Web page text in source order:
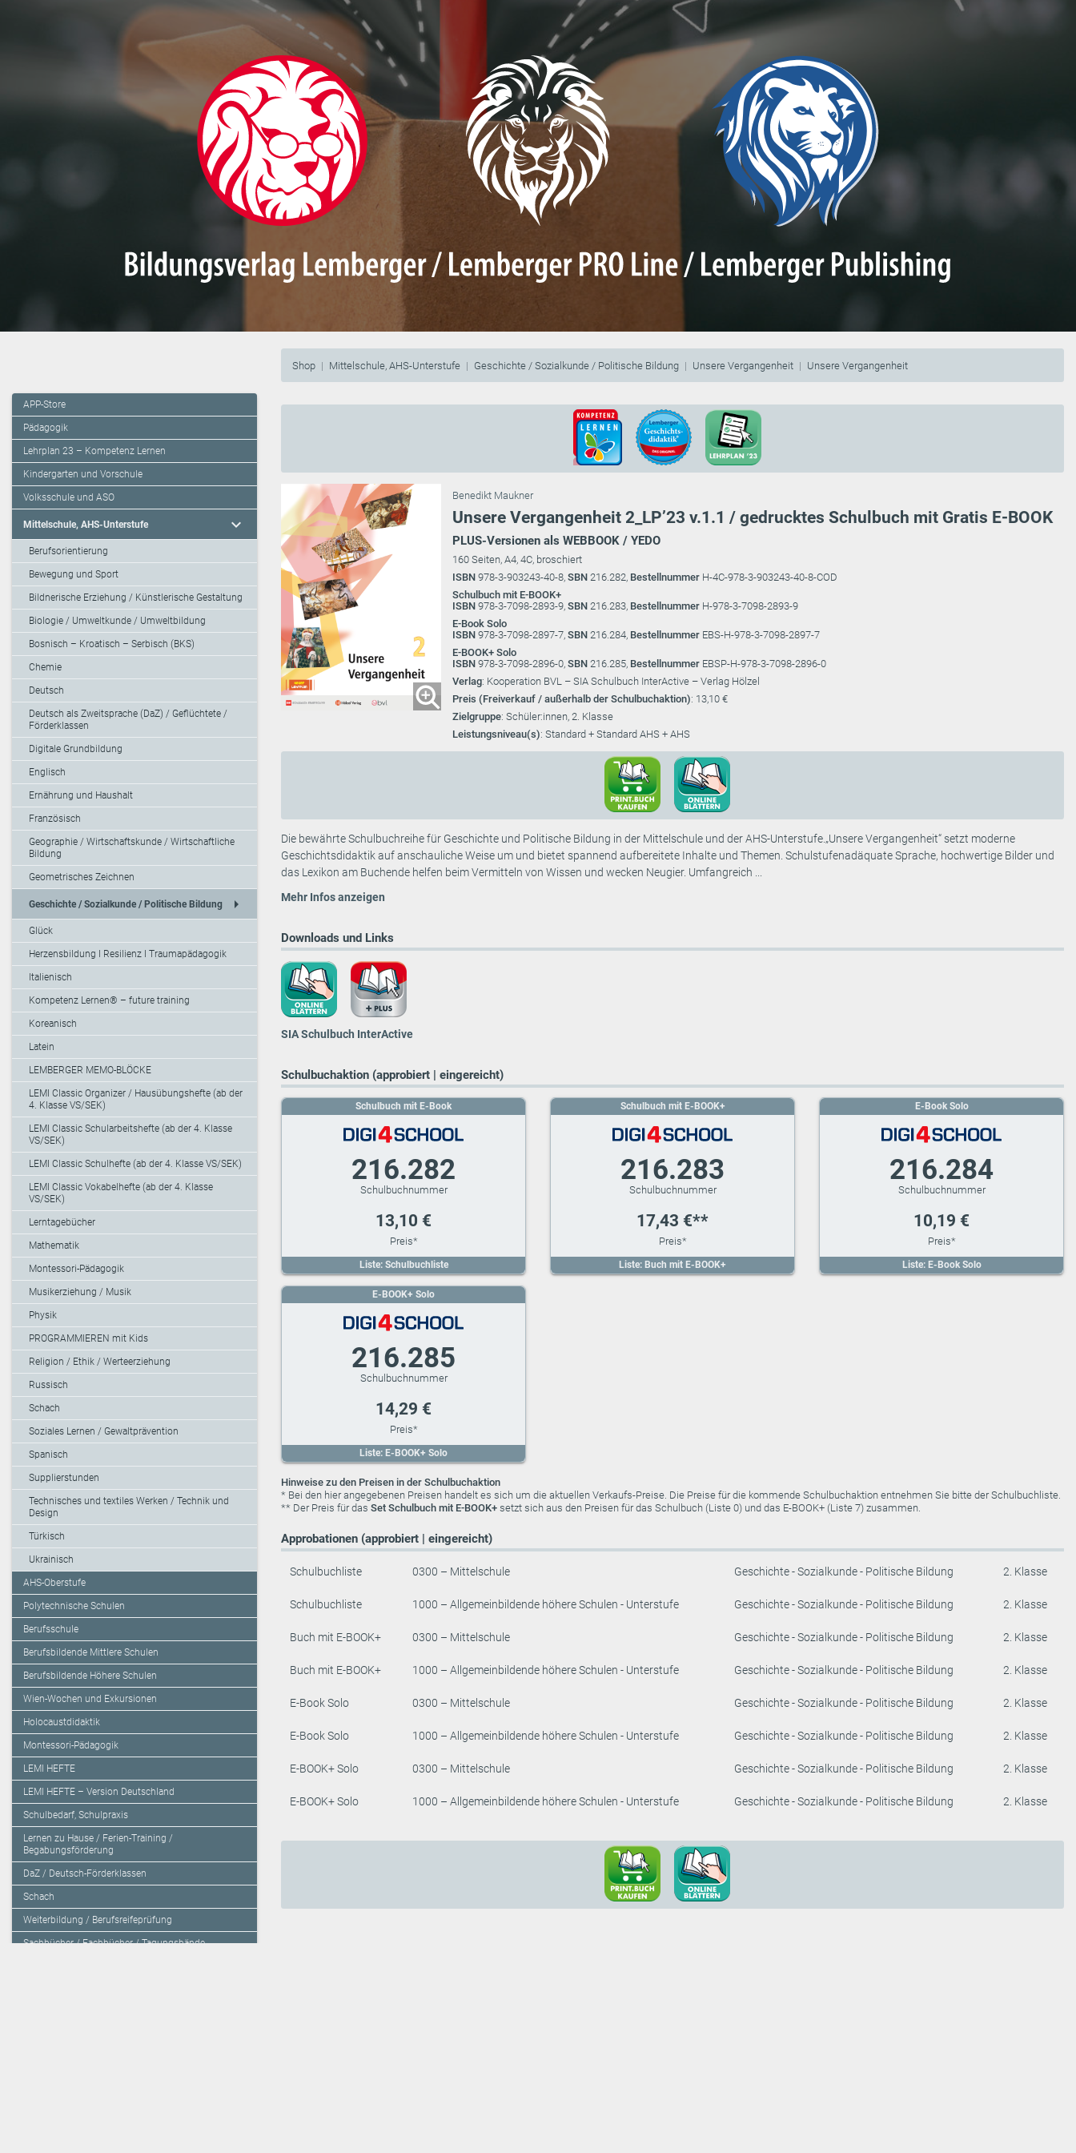
Shop Mittelschule, AHS-Unterstufe Geschichte / Sozialkunde / Politische Bildung Unsere Vergangenheit Unsere Vergangenheit
APP-Store
Pädagogik
Lehrplan 23 – Kompetenz Lernen
Kindergarten und Vorschule
Volksschule und ASO
Mittelschule, AHS-Unterstufe expand_more
Berufsorientierung
Bewegung und Sport
Bildnerische Erziehung / Künstlerische Gestaltung
Biologie / Umweltkunde / Umweltbildung
Bosnisch – Kroatisch – Serbisch (BKS)
Chemie
Deutsch
Deutsch als Zweitsprache (DaZ) / Geflüchtete /
Förderklassen
Digitale Grundbildung
Englisch
Ernährung und Haushalt
Französisch
Geographie / Wirtschaftskunde / Wirtschaftliche
Bildung
Geometrisches Zeichnen
Geschichte / Sozialkunde / Politische Bildung arrow_right
Glück
Herzensbildung I Resilienz I Traumapädagogik
Italienisch
Kompetenz Lernen® – future training
Koreanisch
Latein
LEMBERGER MEMO-BLÖCKE
LEMI Classic Organizer / Hausübungshefte (ab der
4. Klasse VS/SEK)
LEMI Classic Schularbeitshefte (ab der 4. Klasse
VS/SEK)
LEMI Classic Schulhefte (ab der 4. Klasse VS/SEK)
LEMI Classic Vokabelhefte (ab der 4. Klasse
VS/SEK)
Lerntagebücher
Mathematik
Montessori-Pädagogik
Musikerziehung / Musik
Physik
PROGRAMMIEREN mit Kids
Religion / Ethik / Werteerziehung
Russisch
Schach
Soziales Lernen / Gewaltprävention
Spanisch
Supplierstunden
Technisches und textiles Werken / Technik und
Design
Türkisch
Ukrainisch
AHS-Oberstufe
Polytechnische Schulen
Berufsschule
Berufsbildende Mittlere Schulen
Berufsbildende Höhere Schulen
Wien-Wochen und Exkursionen
Holocaustdidaktik
Montessori-Pädagogik
LEMI HEFTE
LEMI HEFTE – Version Deutschland
Schulbedarf, Schulpraxis
Lernen zu Hause / Ferien-Training /
Begabungsförderung
DaZ / Deutsch-Förderklassen
Schach
Weiterbildung / Berufsreifeprüfung
Sachbücher / Fachbücher / Tagungsbände
Benedikt Maukner
Unsere Vergangenheit 2_LP’23 v.1.1 / gedrucktes Schulbuch mit Gratis E-BOOK
PLUS-Versionen als WEBBOOK / YEDO
160 Seiten, A4, 4C, broschiert
ISBN 978-3-903243-40-8, SBN 216.282, Bestellnummer H-4C-978-3-903243-40-8-COD
Schulbuch mit E-BOOK+
ISBN 978-3-7098-2893-9, SBN 216.283, Bestellnummer H-978-3-7098-2893-9
E-Book Solo
ISBN 978-3-7098-2897-7, SBN 216.284, Bestellnummer EBS-H-978-3-7098-2897-7
E-BOOK+ Solo
ISBN 978-3-7098-2896-0, SBN 216.285, Bestellnummer EBSP-H-978-3-7098-2896-0
Verlag: Kooperation BVL – SIA Schulbuch InterActive – Verlag Hölzel
Preis (Freiverkauf / außerhalb der Schulbuchaktion): 13,10 €
Zielgruppe: Schüler:innen, 2. Klasse
Leistungsniveau(s): Standard + Standard AHS + AHS
Die bewährte Schulbuch­reihe für Geschichte und Politische Bildung in der Mittelschule und der AHS-Unterstufe.„Unsere Vergangenheit“ setzt moderne
Geschichts­didaktik auf anschauliche Weise um und bietet spannend aufbereitete Inhalte und Themen. Schul­stufen­adäquate Sprache, hochwertige Bilder und
das Lexikon am Buchende helfen beim Vermitteln von Wissen und wecken Neugier. Umfangreich ...
Mehr Infos anzeigen
Downloads und Links
SIA Schulbuch InterActive
Schulbuchaktion (approbiert | eingereicht)
Liste: Schulbuchliste
Schulbuch mit E-Book
216.282
13,10 €
Liste: Buch mit E-BOOK+
Schulbuch mit E-BOOK+
216.283
17,43 €**
Liste: E-Book Solo
E-Book Solo
216.284
10,19 €
Liste: E-BOOK+ Solo
E-BOOK+ Solo
216.285
14,29 €
Hinweise zu den Preisen in der Schulbuchaktion
* Bei den hier angegebenen Preisen handelt es sich um die aktuellen Verkaufs-Preise. Die Preise für die kommende Schulbuchaktion entnehmen Sie bitte der Schulbuchliste.
** Der Preis für das Set Schulbuch mit E-BOOK+ setzt sich aus den Preisen für das Schulbuch (Liste 0) und das E-BOOK+ (Liste 7) zusammen.
Approbationen (approbiert | eingereicht)
Schulbuchliste 0300 – Mittelschule Geschichte - Sozialkunde - Politische Bildung 2. Klasse
Schulbuchliste 1000 – Allgemeinbildende höhere Schulen - Unterstufe Geschichte - Sozialkunde - Politische Bildung 2. Klasse
Buch mit E-BOOK+ 0300 – Mittelschule Geschichte - Sozialkunde - Politische Bildung 2. Klasse
Buch mit E-BOOK+ 1000 – Allgemeinbildende höhere Schulen - Unterstufe Geschichte - Sozialkunde - Politische Bildung 2. Klasse
E-Book Solo 0300 – Mittelschule Geschichte - Sozialkunde - Politische Bildung 2. Klasse
E-Book Solo 1000 – Allgemeinbildende höhere Schulen - Unterstufe Geschichte - Sozialkunde - Politische Bildung 2. Klasse
E-BOOK+ Solo 0300 – Mittelschule Geschichte - Sozialkunde - Politische Bildung 2. Klasse
E-BOOK+ Solo 1000 – Allgemeinbildende höhere Schulen - Unterstufe Geschichte - Sozialkunde - Politische Bildung 2. Klasse